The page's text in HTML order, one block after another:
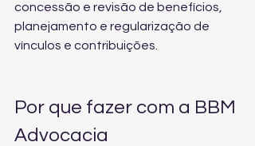
concessão e revisão de benefícios,
planejamento e regularização de
vínculos e contribuições.
Por que fazer com a BBM
Advocacia